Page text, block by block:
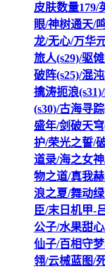
皮肤数量179/
眼/神树通天/
龙/无心/万华
旅人(s29)/驱
破阵(s25)/混
擒涛扼浪
(s30)/古海寻
盛年/剑破天
护/荣光之誓/
道录/海之女
物之道/真我
浪之夏/舞动
臣/末日机甲-
公子/水果甜
仙子/百相守
翎/云械蓝图/